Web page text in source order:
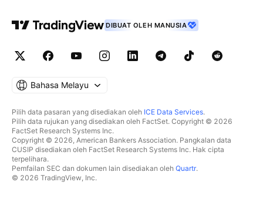
DIBUAT OLEH MANUSIA
Bahasa Melayu
Pilih data pasaran yang disediakan oleh ICE Data Services.
Pilih data rujukan yang disediakan oleh FactSet. Copyright © 2026
FactSet Research Systems Inc.
Copyright © 2026, American Bankers Association. Pangkalan data
CUSIP disediakan oleh FactSet Research Systems Inc. Hak cipta
terpelihara.
Pemfailan SEC dan dokumen lain disediakan oleh Quartr.
© 2026 TradingView, Inc.